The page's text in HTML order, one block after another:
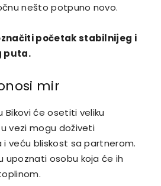
nešto potpuno novo.
početak stabilnijeg i
puta.
mir
će osetiti veliku
vezi mogu doživeti
veću bliskost sa partnerom.
upoznati osobu koja će ih